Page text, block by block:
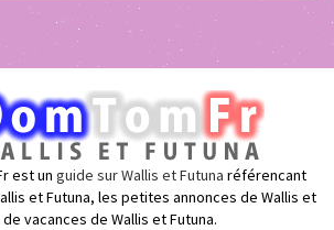
est un guide sur Wallis et Futuna référencant
et Futuna, les petites annonces de Wallis et
vacances de Wallis et Futuna.